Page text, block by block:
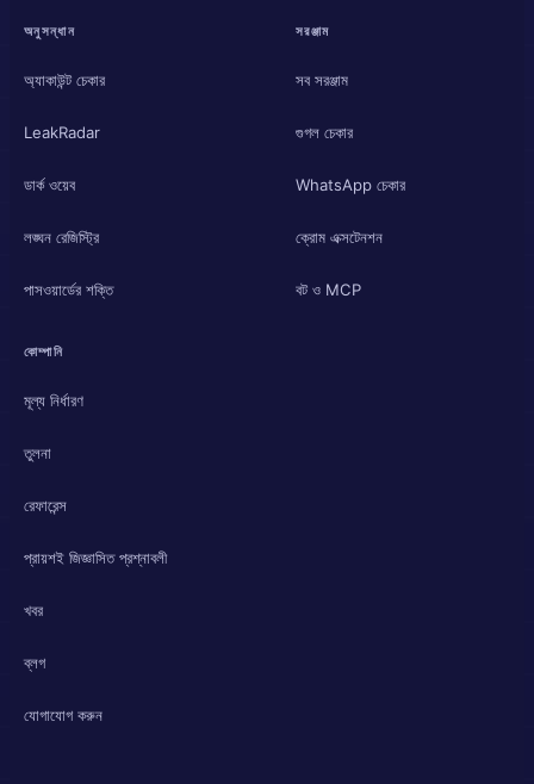
অনুসন্ধান
অ্যাকাউন্ট চেকার
LeakRadar
ডার্ক ওয়েব
লঙ্ঘন রেজিস্ট্রি
পাসওয়ার্ডের শক্তি
সরঞ্জাম
সব সরঞ্জাম
গুগল চেকার
WhatsApp চেকার
ক্রোম এক্সটেনশন
বট ও MCP
কোম্পানি
মূল্য নির্ধারণ
তুলনা
রেফারেন্স
প্রায়শই জিজ্ঞাসিত প্রশ্নাবলী
খবর
ব্লগ
যোগাযোগ করুন